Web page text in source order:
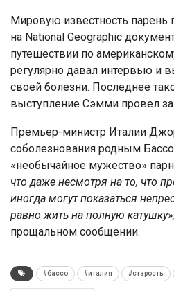
Мировую известность парень
на National Geographic
путешествии по
регулярно давал интервью и
своей болезни. Последнее
выступление Сэмми провел
Премьер-министр Италии
соболезнования родным
«необычайное мужество»
что даже несмотря на то, что
иногда могут показаться
равно жить на полную катушку»,
прощальном сообщении.
#бассо #италия #старость